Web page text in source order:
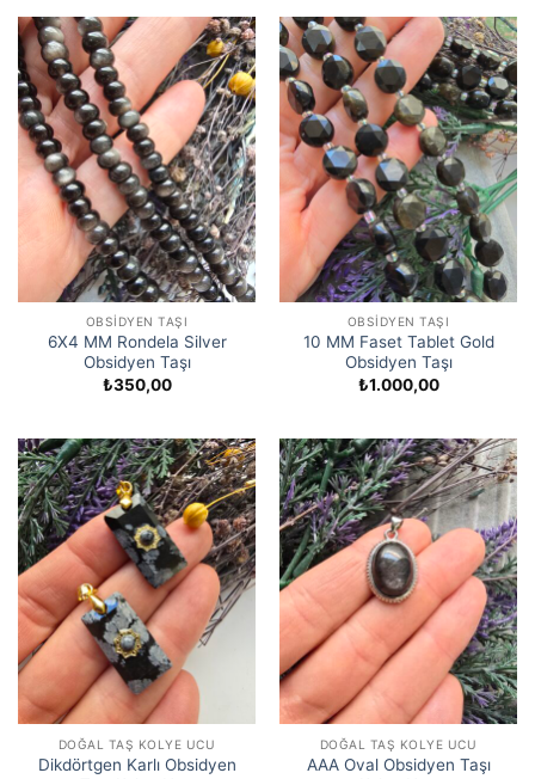
OBSIDYEN TAŞI
6X4 MM Rondela Silver
Obsidyen Taşı
₺350,00
OBSIDYEN TAŞI
10 MM Faset Tablet Gold
Obsidyen Taşı
₺1.000,00
DOĞAL TAŞ KOLYE UCU
Dikdörtgen Karlı Obsidyen
DOĞAL TAŞ KOLYE UCU
AAA Oval Obsidyen Taşı